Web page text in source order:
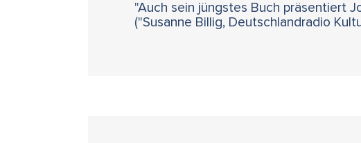
"Auch sein jüngstes Buch präsentiert
("Susanne Billig, Deutschlandradio